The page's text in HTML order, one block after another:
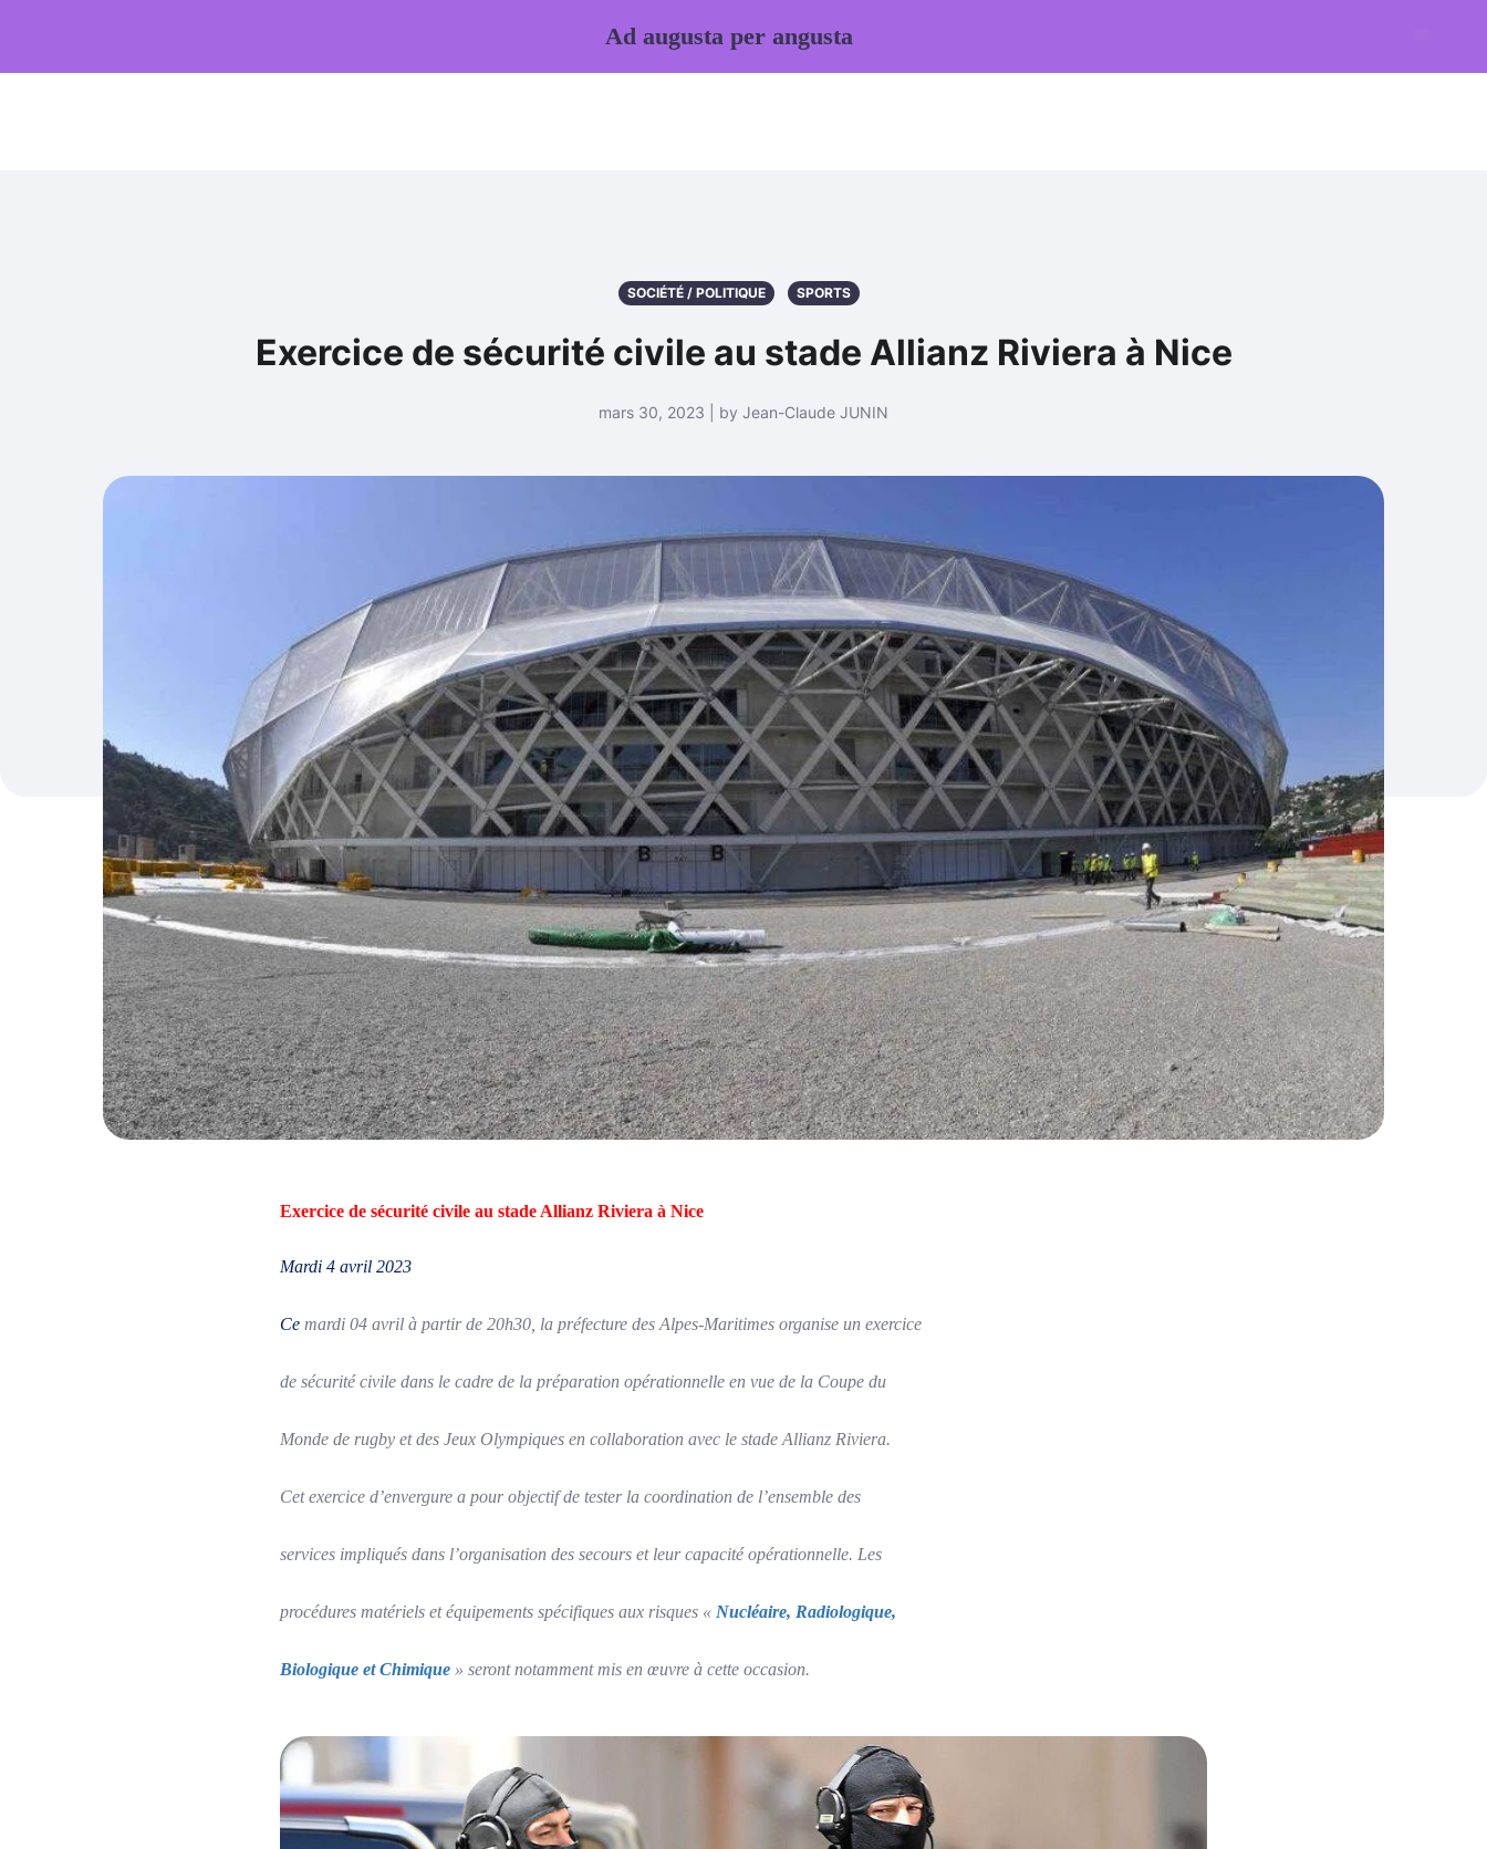
SOCIÉTÉ / POLITIQUE SPORTS
Exercice de sécurité civile au stade Allianz Riviera à Nice
mars 30, 2023 | by Jean-Claude JUNIN
Exercice de sécurité civile au stade Allianz Riviera à Nice
Mardi 4 avril 2023
Ce mardi 04 avril à partir de 20h30, la préfecture des Alpes-Maritimes organise un exercice
de sécurité civile dans le cadre de la préparation opérationnelle en vue de la Coupe du
Monde de rugby et des Jeux Olympiques en collaboration avec le stade Allianz Riviera.
Cet exercice d’envergure a pour objectif de tester la coordination de l’ensemble des
services impliqués dans l’organisation des secours et leur capacité opérationnelle. Les
procédures matériels et équipements spécifiques aux risques « Nucléaire, Radiologique,
Biologique et Chimique » seront notamment mis en œuvre à cette occasion.
Ad augusta per angusta